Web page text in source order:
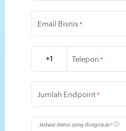
Email Bisnis *
+1 Telepon *
Jumlah Endpoint *
Jadwal demo yang diinginkan* i